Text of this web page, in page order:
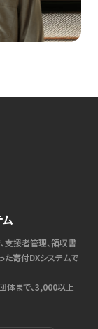
支援者管理、領収書
た寄付DXシステムで
体まで、3,000以上